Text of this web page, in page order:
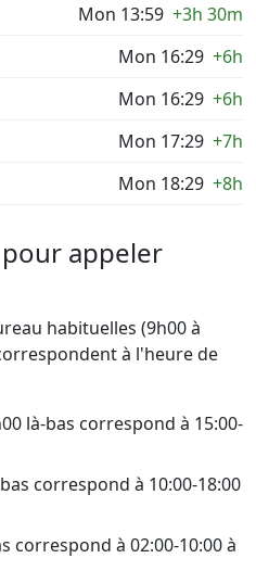
Mon 13:59 +3h 30m
Mon 16:29 +6h
Mon 16:29 +6h
Mon 17:29 +7h
Mon 18:29 +8h
appeler
habituelles (9h00 à
à l'heure de
là-bas correspond à 15:00-
correspond à 10:00-18:00
correspond à 02:00-10:00 à